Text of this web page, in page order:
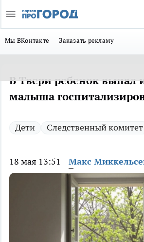
Мы ВКонтакте Заказать рекламу
В Твери ребенок выпал
малыша
Дети Следственный комитет
18 мая 13:51 Макс